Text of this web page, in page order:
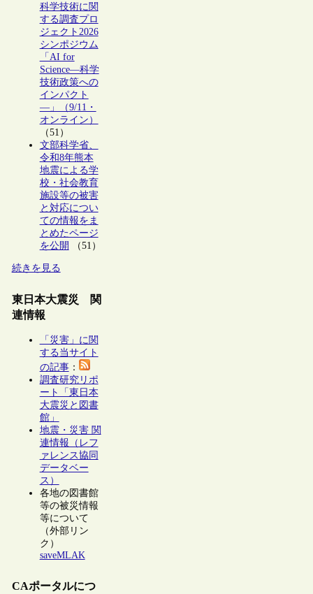
科学技術に関
する調査プロ
ジェクト2026
シンポジウム
「AI for
Science―科学
技術政策への
インパクト
―」（9/11・
オンライン）
（51）
文部科学省、
令和8年熊本
地震による学
校・社会教育
施設等の被害
と対応につい
ての情報をま
とめたページ
を公開
（51）
続きを見る
東日本大震災 関
連情報
「災害」に関
する当サイト
の記事：
調査研究リポ
ート「東日本
大震災と図書
館」
地震・災害 関
連情報（レフ
ァレンス協同
データベー
ス）
各地の図書館
等の被災情報
等について
（外部リン
ク）
saveMLAK
CAポータルにつ